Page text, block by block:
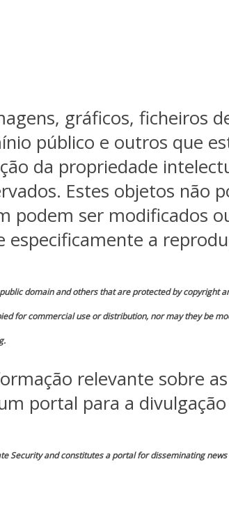
gráficos, ficheiros
público e outros que
da propriedade
Estes objetos não
podem ser modificados
especificamente a
domain and others that are protected by copyright
for commercial use or distribution, nor may they be
relevante sobre as
portal para a
Security and constitutes a portal for disseminating